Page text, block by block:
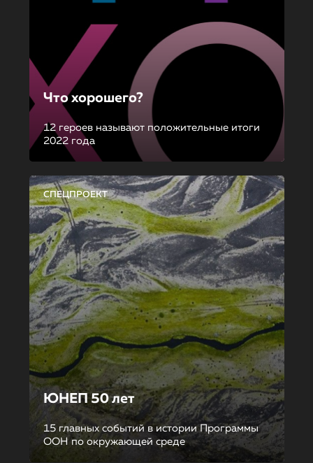
Что хорошего?
12 героев называют положительные итоги
2022 года
СПЕЦПРОЕКТ
ЮНЕП 50 лет
15 главных событий в истории Программы
ООН по окружающей среде